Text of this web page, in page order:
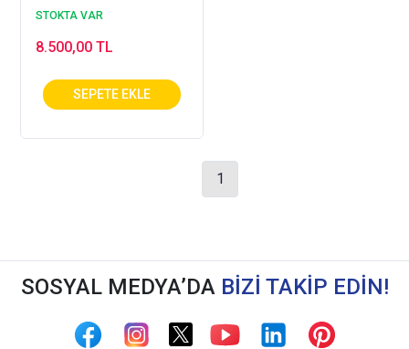
Ayakkabısı Erkek
STOKTA VAR
8.500,00 TL
1
SOSYAL MEDYA’DA BİZİ TAKİP EDİN!